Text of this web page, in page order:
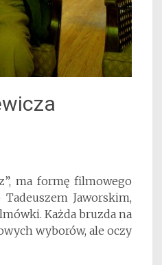
ma formę filmowego
Jaworskim,
Każda bruzda na
wyborów, ale oczy